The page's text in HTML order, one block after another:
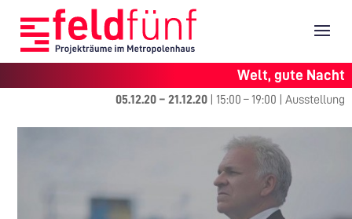
Welt, gute Nacht
05.12.20 – 21.12.20 15:00 – 19:00 |Ausstellung